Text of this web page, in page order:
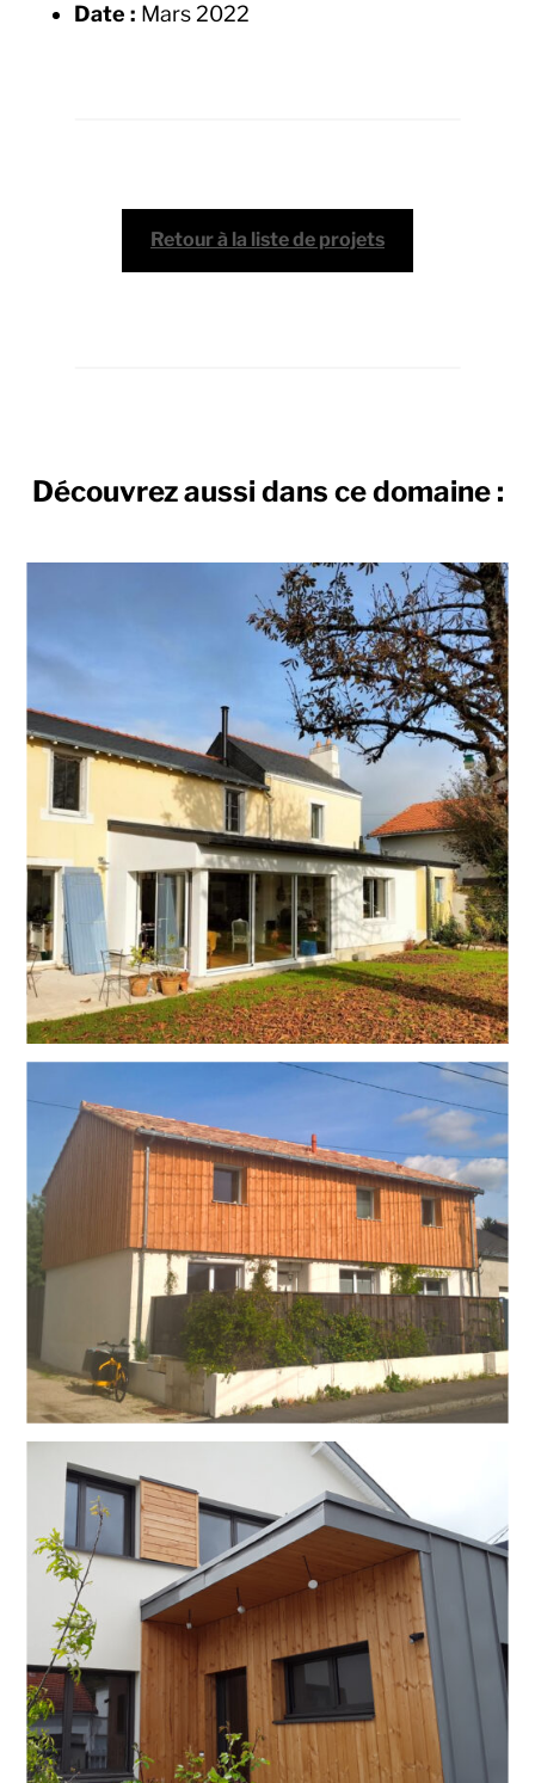
Date : Mars 2022
Retour à la liste de projets
Découvrez aussi dans ce domaine :